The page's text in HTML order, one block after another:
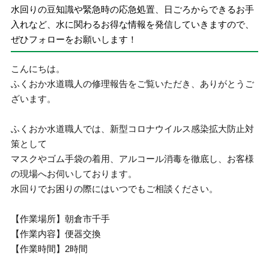
水回りの豆知識や緊急時の応急処置、日ごろからできるお手
入れなど、水に関わるお得な情報を発信していきますので、
ぜひフォローをお願いします！
こんにちは。
ふくおか水道職人の修理報告をご覧いただき、ありがとうご
ざいます。
ふくおか水道職人では、新型コロナウイルス感染拡大防止対
策として
マスクやゴム手袋の着用、アルコール消毒を徹底し、お客様
の現場へお伺いしております。
水回りでお困りの際にはいつでもご相談ください。
【作業場所】朝倉市千手
【作業内容】便器交換
【作業時間】2時間